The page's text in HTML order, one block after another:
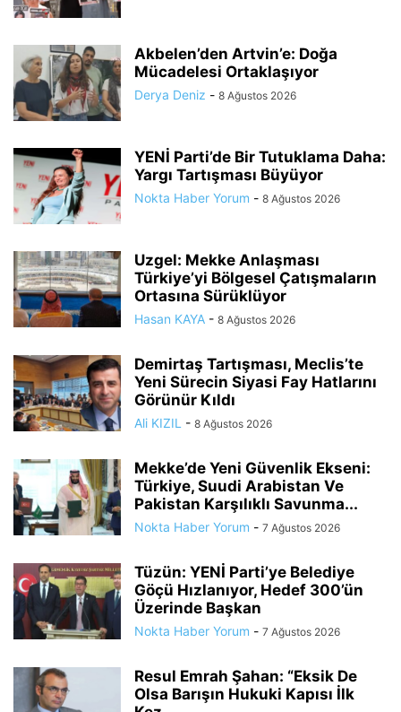
Akbelen’den Artvin’e: Doğa
Mücadelesi Ortaklaşıyor
Derya Deniz - 8 Ağustos 2026
YENİ Parti’de Bir Tutuklama Daha:
Yargı Tartışması Büyüyor
Nokta Haber Yorum - 8 Ağustos 2026
Uzgel: Mekke Anlaşması
Türkiye’yi Bölgesel Çatışmaların
Ortasına Sürüklüyor
Hasan KAYA - 8 Ağustos 2026
Demirtaş Tartışması, Meclis’te
Yeni Sürecin Siyasi Fay Hatlarını
Görünür Kıldı
Ali KIZIL - 8 Ağustos 2026
Mekke’de Yeni Güvenlik Ekseni:
Türkiye, Suudi Arabistan Ve
Pakistan Karşılıklı Savunma...
Nokta Haber Yorum - 7 Ağustos 2026
Tüzün: YENİ Parti’ye Belediye
Göçü Hızlanıyor, Hedef 300’ün
Üzerinde Başkan
Nokta Haber Yorum - 7 Ağustos 2026
Resul Emrah Şahan: “Eksik De
Olsa Barışın Hukuki Kapısı İlk